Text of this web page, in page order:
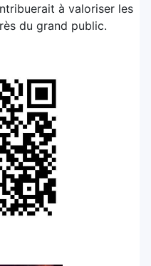
à valoriser les
du grand public.